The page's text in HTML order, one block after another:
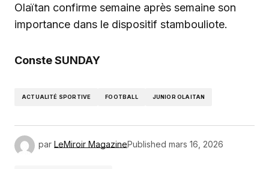
Olaïtan confirme semaine après semaine son
importance dans le dispositif stambouliote.
Conste SUNDAY
ACTUALITÉ SPORTIVE FOOTBALL JUNIOR OLAITAN
par LeMiroir MagazinePublished mars 16, 2026